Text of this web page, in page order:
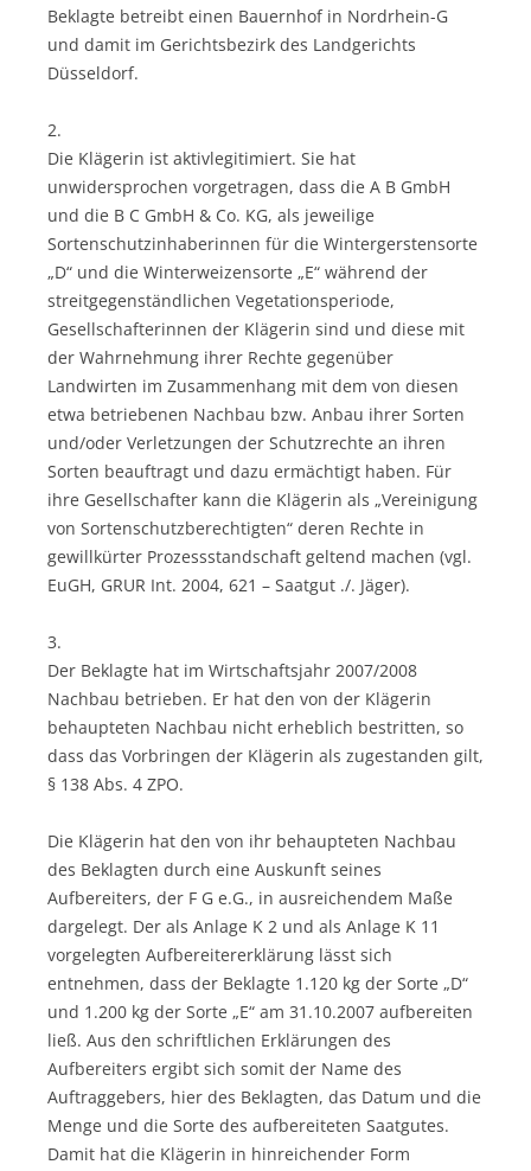
Beklagte betreibt einen Bauernhof in Nordrhein-G
und damit im Gerichtsbezirk des Landgerichts
Düsseldorf.
2.
Die Klägerin ist aktivlegitimiert. Sie hat
unwidersprochen vorgetragen, dass die A B GmbH
und die B C GmbH & Co. KG, als jeweilige
Sortenschutzinhaberinnen für die Wintergerstensorte
„D“ und die Winterweizensorte „E“ während der
streitgegenständlichen Vegetationsperiode,
Gesellschafterinnen der Klägerin sind und diese mit
der Wahrnehmung ihrer Rechte gegenüber
Landwirten im Zusammenhang mit dem von diesen
etwa betriebenen Nachbau bzw. Anbau ihrer Sorten
und/oder Verletzungen der Schutzrechte an ihren
Sorten beauftragt und dazu ermächtigt haben. Für
ihre Gesellschafter kann die Klägerin als „Vereinigung
von Sortenschutzberechtigten“ deren Rechte in
gewillkürter Prozessstandschaft geltend machen (vgl.
EuGH, GRUR Int. 2004, 621 – Saatgut ./. Jäger).
3.
Der Beklagte hat im Wirtschaftsjahr 2007/2008
Nachbau betrieben. Er hat den von der Klägerin
behaupteten Nachbau nicht erheblich bestritten, so
dass das Vorbringen der Klägerin als zugestanden gilt,
§ 138 Abs. 4 ZPO.
Die Klägerin hat den von ihr behaupteten Nachbau
des Beklagten durch eine Auskunft seines
Aufbereiters, der F G e.G., in ausreichendem Maße
dargelegt. Der als Anlage K 2 und als Anlage K 11
vorgelegten Aufbereitererklärung lässt sich
entnehmen, dass der Beklagte 1.120 kg der Sorte „D“
und 1.200 kg der Sorte „E“ am 31.10.2007 aufbereiten
ließ. Aus den schriftlichen Erklärungen des
Aufbereiters ergibt sich somit der Name des
Auftraggebers, hier des Beklagten, das Datum und die
Menge und die Sorte des aufbereiteten Saatgutes.
Damit hat die Klägerin in hinreichender Form